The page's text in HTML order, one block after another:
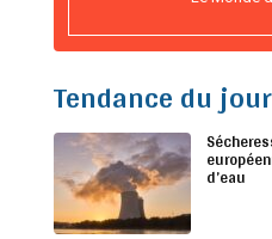
Tendance du jour
d’eau